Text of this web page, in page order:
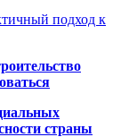
подход к
страны